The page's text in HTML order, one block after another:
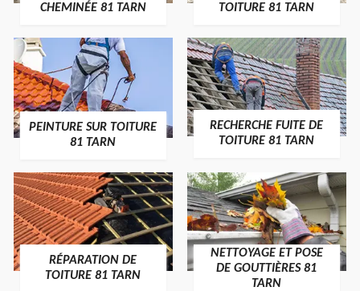
CHEMINÉE 81 TARN
TOITURE 81 TARN
PEINTURE SUR TOITURE
81 TARN
RECHERCHE FUITE DE
TOITURE 81 TARN
RÉPARATION DE
TOITURE 81 TARN
NETTOYAGE ET POSE
DE GOUTTIÈRES 81
TARN